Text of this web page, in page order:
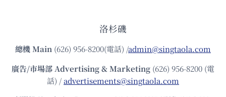
洛杉磯
總機Main (626) 956-8200(電話) /admin@singtaola.com
廣告/市場部Advertising & Marketing (626) 956-8200 (電
話) /advertisements@singtaola.com